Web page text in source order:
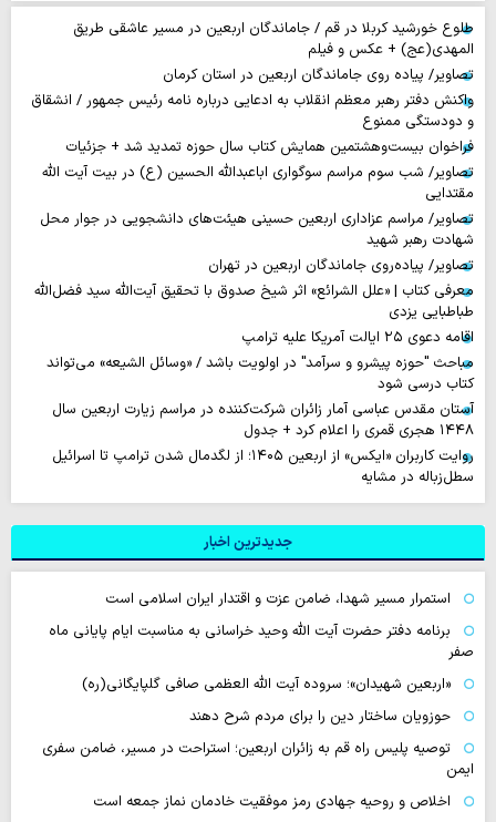
طلوع خورشید کربلا در قم / جاماندگان اربعین در مسیر عاشقی طریق
المهدی(عج) + عکس و فیلم
تصاویر/ پیاده روی جاماندگان اربعین در استان کرمان
واکنش دفتر رهبر معظم انقلاب به ادعایی درباره نامه رئیس جمهور / انشقاق
و دودستگی ممنوع
فراخوان بیست‌وهشتمین همایش کتاب سال حوزه تمدید شد + جزئیات
تصاویر/ شب سوم مراسم سوگواری اباعبدالله الحسین (ع) در بیت آیت الله
مقتدایی
تصاویر/ مراسم عزاداری اربعین حسینی هیئت‌های دانشجویی در جوار محل
شهادت رهبر شهید
تصاویر/ پیاده‌روی جاماندگان اربعین در تهران
معرفی کتاب | «علل الشرائع» اثر شیخ صدوق با تحقیق آیت‌الله سید فضل‌الله
طباطبایی یزدی
اقامه دعوی ۲۵ ایالت آمریکا علیه ترامپ
مباحث "حوزه پیشرو و سرآمد" در اولویت باشد / «وسائل الشیعه» می‌تواند
کتاب درسی شود
آستان مقدس عباسی آمار زائران شرکت‌کننده در مراسم زیارت اربعین سال
۱۴۴۸ هجری قمری را اعلام کرد + جدول
روایت‌ کاربران «ایکس» از اربعین ۱۴۰۵؛ از لگدمال شدن ترامپ تا اسرائیل
سطل‌زباله‌ در مشایه
جدیدترین اخبار
استمرار مسیر شهدا، ضامن عزت و اقتدار ایران اسلامی است
برنامه دفتر حضرت آیت الله وحید خراسانی به مناسبت ایام پایانی ماه
صفر
«اربعین شهیدان»؛ سروده آیت الله العظمی صافی گلپایگانی(ره)
حوزویان ساختار دین را برای مردم شرح دهند
توصیه پلیس راه قم به زائران اربعین؛ استراحت در مسیر، ضامن سفری
ایمن
اخلاص و روحیه جهادی رمز موفقیت خادمان نماز جمعه است